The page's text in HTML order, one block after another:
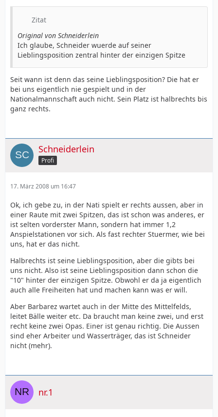
Zitat
Original von Schneiderlein
Ich glaube, Schneider wuerde auf seiner
Lieblingsposition zentral hinter der einzigen Spitze
Seit wann ist denn das seine Lieblingsposition? Die hat er
bei uns eigentlich nie gespielt und in der
Nationalmannschaft auch nicht. Sein Platz ist halbrechts bis
ganz rechts.
Schneiderlein
Profi
17. März 2008 um 16:47
Ok, ich gebe zu, in der Nati spielt er rechts aussen, aber in
einer Raute mit zwei Spitzen, das ist schon was anderes, er
ist selten vorderster Mann, sondern hat immer 1,2
Anspielstationen vor sich. Als fast rechter Stuermer, wie bei
uns, hat er das nicht.
Halbrechts ist seine Lieblingsposition, aber die gibts bei
uns nicht. Also ist seine Lieblingsposition dann schon die
"10" hinter der einzigen Spitze. Obwohl er da ja eigentlich
auch alle Freiheiten hat und machen kann was er will.
Aber Barbarez wartet auch in der Mitte des Mittelfelds,
leitet Bälle weiter etc. Da braucht man keine zwei, und erst
recht keine zwei Opas. Einer ist genau richtig. Die Aussen
sind eher Arbeiter und Wasserträger, das ist Schneider
nicht (mehr).
nr.1